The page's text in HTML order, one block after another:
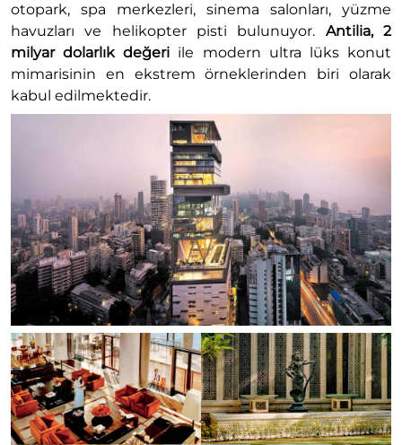
otopark, spa merkezleri, sinema salonları, yüzme
havuzları ve helikopter pisti bulunuyor. Antilia, 2
milyar dolarlık değeri ile modern ultra lüks konut
mimarisinin en ekstrem örneklerinden biri olarak
kabul edilmektedir.